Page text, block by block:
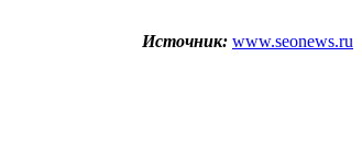
Источник: www.seonews.ru